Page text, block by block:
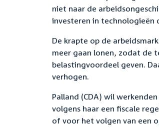
niet naar de
investeren in technologieën
De krapte op de
meer gaan lonen, zodat de
belastingvoordeel geven.
verhogen.
Palland (CDA) wil
volgens haar een fiscale
of voor het volgen van een